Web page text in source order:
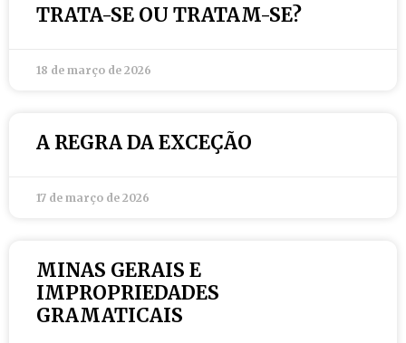
TRATA-SE OU TRATAM-SE?
18 de março de 2026
A REGRA DA EXCEÇÃO
17 de março de 2026
MINAS GERAIS E
IMPROPRIEDADES
GRAMATICAIS